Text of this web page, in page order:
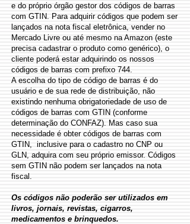
e do próprio órgão gestor dos códigos de barras
com GTIN. Para adquirir códigos que podem ser
lançados na nota fiscal eletrônica, vender no
Mercado Livre ou até mesmo na Amazon (este
precisa cadastrar o produto como genérico), o
cliente poderá estar adquirindo os nossos
códigos de barras com prefixo 744.
A escolha do tipo de código de barras é do
usuário e de sua rede de distribuição, não
existindo nenhuma obrigatoriedade de uso de
códigos de barras com GTIN (conforme
determinação do CONFAZ). Mas caso sua
necessidade é obter códigos de barras com
GTIN, inclusive para o cadastro no CNP ou
GLN, adquira com seu próprio emissor. Códigos
sem GTIN não podem ser lançados na nota
fiscal.
Os códigos não poderão ser utilizados em
livros, jornais, revistas, cigarros,
medicamentos e brinquedos.